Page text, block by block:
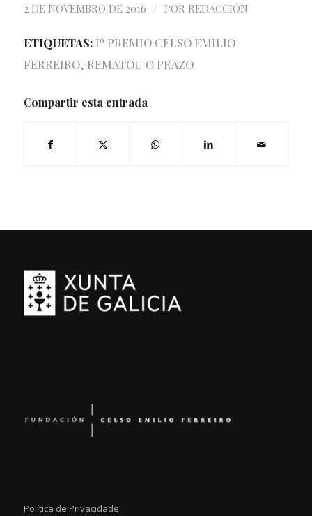
2 DE NOVEMBRO DE 2016 / POR REDACCIÓN
ETIQUETAS: Iº PREMIO CELSO EMILIO
FERREIRO, REMATOU O PRAZO
Compartir esta entrada
Política de Privacidade